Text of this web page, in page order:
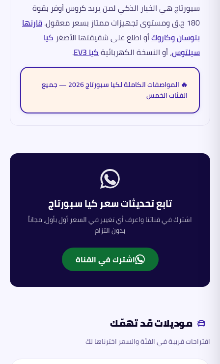
سبورتاج هي الخيار الذكي لمن يريد كروس أوفر بقوة
180 ح.ق ومستوى تجهيزات ممتاز بسعر معقول.
قارنها
بتوسان وكاروكأو اطلع على شقيقتها الأصغر كيا
سيلتوس، أو النسخة الكهربائيةكيا EV3 .
🔥 المواصفات الكاملة لكيا سبورتاج 2026 — جميع
الفئات الخمس
تابع تحديثات سعركياسبورتاج
اشترك في قناتنا واعرف أي تغيير في السعر أول بأول، مجاناً
بدون التزام
اشترك في القناة
موديلات قد تهمّك
اقتراحات قريبة في الفئة والسعر اخترناها لك